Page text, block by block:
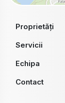
Proprietăți
Servicii
Echipa
Contact